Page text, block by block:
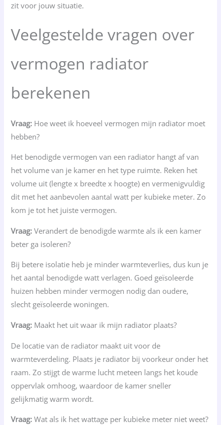
zit voor jouw situatie.
Veelgestelde vragen over
vermogen radiator
berekenen
Vraag: Hoe weet ik hoeveel vermogen mijn radiator moet
hebben?
Het benodigde vermogen van een radiator hangt af van
het volume van je kamer en het type ruimte. Reken het
volume uit (lengte x breedte x hoogte) en vermenigvuldig
dit met het aanbevolen aantal watt per kubieke meter. Zo
kom je tot het juiste vermogen.
Vraag: Verandert de benodigde warmte als ik een kamer
beter ga isoleren?
Bij betere isolatie heb je minder warmteverlies, dus kun je
het aantal benodigde watt verlagen. Goed geïsoleerde
huizen hebben minder vermogen nodig dan oudere,
slecht geïsoleerde woningen.
Vraag: Maakt het uit waar ik mijn radiator plaats?
De locatie van de radiator maakt uit voor de
warmteverdeling. Plaats je radiator bij voorkeur onder het
raam. Zo stijgt de warme lucht meteen langs het koude
oppervlak omhoog, waardoor de kamer sneller
gelijkmatig warm wordt.
Vraag: Wat als ik het wattage per kubieke meter niet weet?